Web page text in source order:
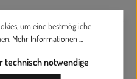
um eine bestmögliche
Mehr Informationen ...
technisch notwendige